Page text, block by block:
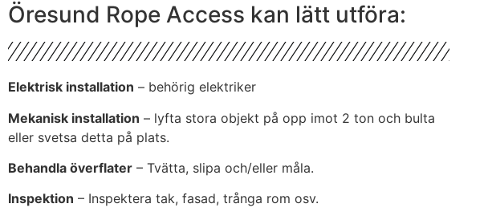
Öresund Rope Access kan lätt utföra:
Elektrisk installation – behörig elektriker
Mekanisk installation – lyfta stora objekt på opp imot 2 ton och bulta
eller svetsa detta på plats.
Behandla överflater – Tvätta, slipa och/eller måla.
Inspektion – Inspektera tak, fasad, trånga rom osv.